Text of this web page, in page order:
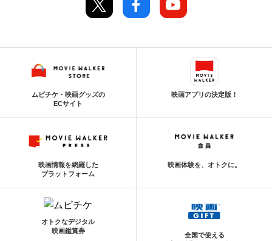
ムビチケ・映画グッズの
ECサイト
映画アプリの決定版！
映画情報を網羅した
プラットフォーム
映画体験を、オトクに。
オトクなデジタル
映画鑑賞券
全国で使える